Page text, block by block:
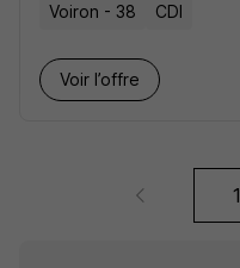
Voiron - 38 CDI
Voir l’offre